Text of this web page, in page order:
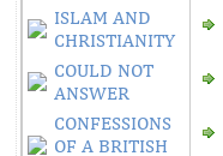
ISLAM AND
CHRISTIANITY
COULD NOT
ANSWER
CONFESSIONS
OF A BRITISH